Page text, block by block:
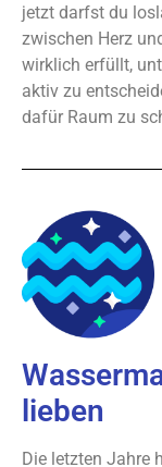
jetzt darfst du
zwischen Herz
wirklich erfüllt,
aktiv zu
dafür Raum zu
lieben
Die letzten Jahre